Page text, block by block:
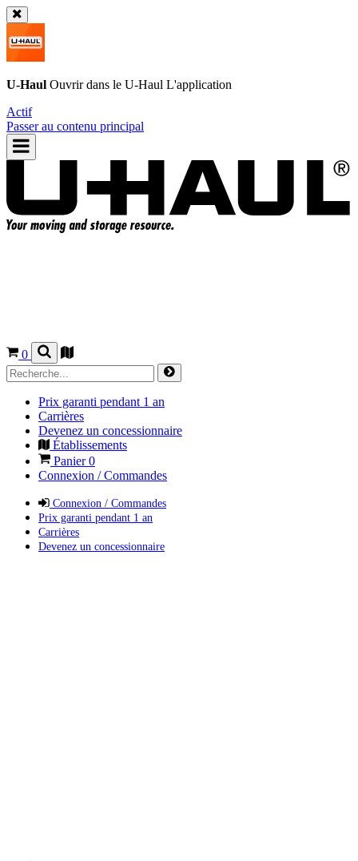
U-Haul Ouvrir dans le U-Haul L'application
Actif
Passer au contenu principal
0
Prix garanti pendant 1 an
Carrières
Devenez un concessionnaire
Établissements
Panier0
Connexion / Commandes
Connexion / Commandes
Prix garanti pendant 1 an
Carrières
Devenez un concessionnaire